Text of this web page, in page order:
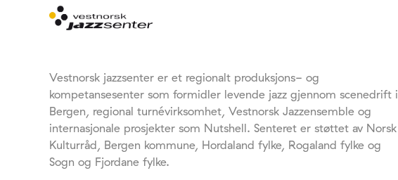
Vestnorsk jazzsenter er et regionalt produksjons- og
kompetansesenter som formidler levende jazz gjennom scenedrift i
Bergen, regional turnévirksomhet, Vestnorsk Jazzensemble og
internasjonale prosjekter som Nutshell. Senteret er støttet av Norsk
Kulturråd, Bergen kommune, Hordaland fylke, Rogaland fylke og
Sogn og Fjordane fylke.